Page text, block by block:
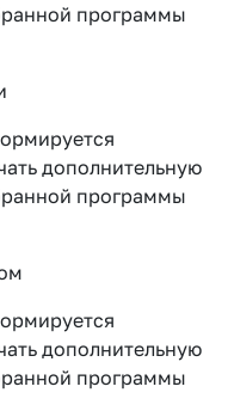
программы
дополнительную
программы
дополнительную
программы